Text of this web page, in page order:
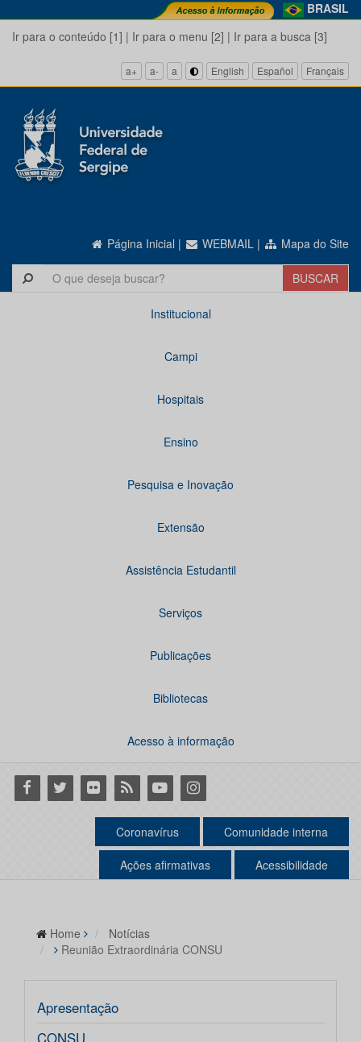
BRASIL
Ir para o conteúdo [1] | Ir para o menu [2] | Ir para a busca [3]
a+ a- a English Español Français
Página Inicial | WEBMAIL | Mapa do Site
Institucional
Campi
Hospitais
Ensino
Pesquisa e Inovação
Extensão
Assistência Estudantil
Serviços
Publicações
Bibliotecas
Acesso à informação
Facebook
Twitter Flickr RSS YoutubeInstagram
Coronavírus Comunidade interna
Ações afirmativas Acessibilidade
Home
Notícias
Reunião Extraordinária CONSU
Apresentação